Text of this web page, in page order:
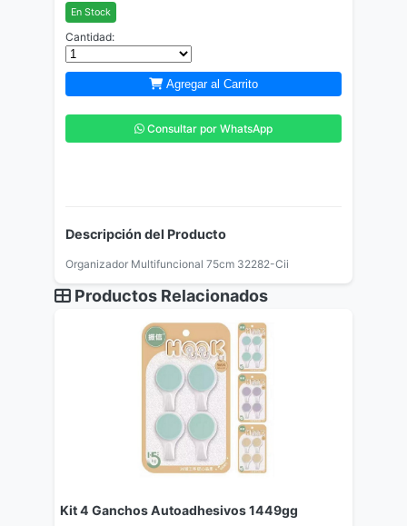
En Stock
Cantidad:
Agregar al Carrito
Consultar por WhatsApp
Descripción del Producto
Organizador Multifuncional 75cm 32282-Cii
Productos Relacionados
Kit 4 Ganchos Autoadhesivos 1449gg